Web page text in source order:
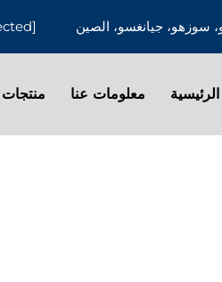
معلومات عنا منتجات